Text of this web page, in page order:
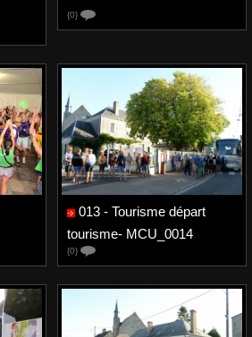
{0}
013 - Tourisme départ
tourisme- MCU_0014
{0}